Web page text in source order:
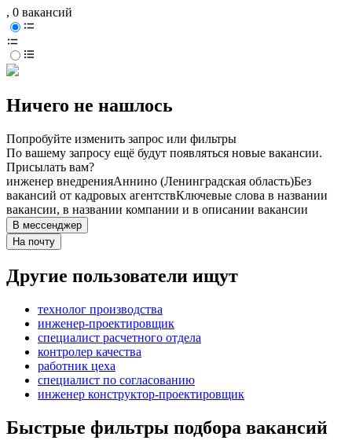
, 0 вакансий
Ничего не нашлось
Попробуйте изменить запрос или фильтры
По вашему запросу ещё будут появляться новые вакансии.
Присылать вам?
инженер внедренияАннино (Ленинградская область)Без
вакансий от кадровых агентствКлючевые слова в названии
вакансии, в названии компании и в описании вакансии
В мессенджер
На почту
Другие пользователи ищут
технолог производства
инженер-проектировщик
специалист расчетного отдела
контролер качества
работник цеха
специалист по согласованию
инженер конструктор-проектировщик
Быстрые фильтры подбора вакансий